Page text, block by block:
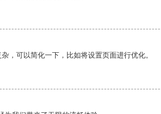
，可以简化一下，比如将设置页面进行优化。